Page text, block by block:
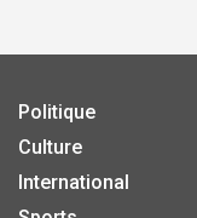
Politique
Culture
International